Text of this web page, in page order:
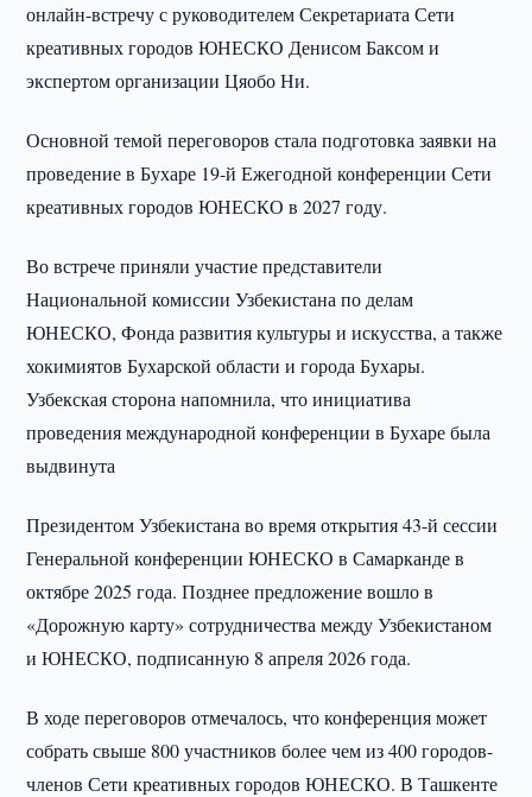
онлайн-встречу с руководителем Секретариата Сети
креативных городов ЮНЕСКО Денисом Баксом и
экспертом организации Цяобо Ни.
Основной темой переговоров стала подготовка заявки на
проведение в Бухаре 19-й Ежегодной конференции Сети
креативных городов ЮНЕСКО в 2027 году.
Во встрече приняли участие представители
Национальной комиссии Узбекистана по делам
ЮНЕСКО, Фонда развития культуры и искусства, а также
хокимиятов Бухарской области и города Бухары.
Узбекская сторона напомнила, что инициатива
проведения международной конференции в Бухаре была
выдвинута
Президентом Узбекистана во время открытия 43-й сессии
Генеральной конференции ЮНЕСКО в Самарканде в
октябре 2025 года. Позднее предложение вошло в
«Дорожную карту» сотрудничества между Узбекистаном
и ЮНЕСКО, подписанную 8 апреля 2026 года.
В ходе переговоров отмечалось, что конференция может
собрать свыше 800 участников более чем из 400 городов-
членов Сети креативных городов ЮНЕСКО. В Ташкенте